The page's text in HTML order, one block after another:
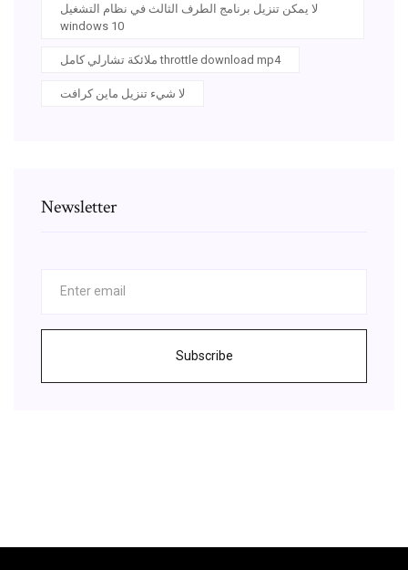
لا يمكن تنزيل برنامج الطرف الثالث في نظام التشغيل
windows 10
ملائكة تشارلي كامل throttle download mp4
لا شيء تنزيل ماين كرافت
Newsletter
Subscribe